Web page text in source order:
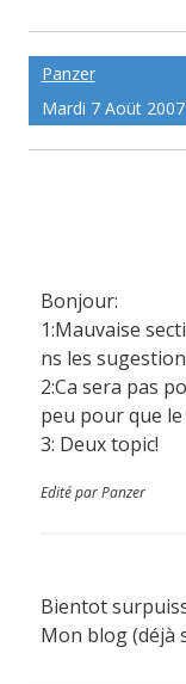
Panzer
Mardi 7 Aoüt
Bonjour:
1:Mauvaise
ns les
2:Ca sera pas
peu pour que
3: Deux topic!
Edité par Panzer
Bientot
Mon blog (déjà